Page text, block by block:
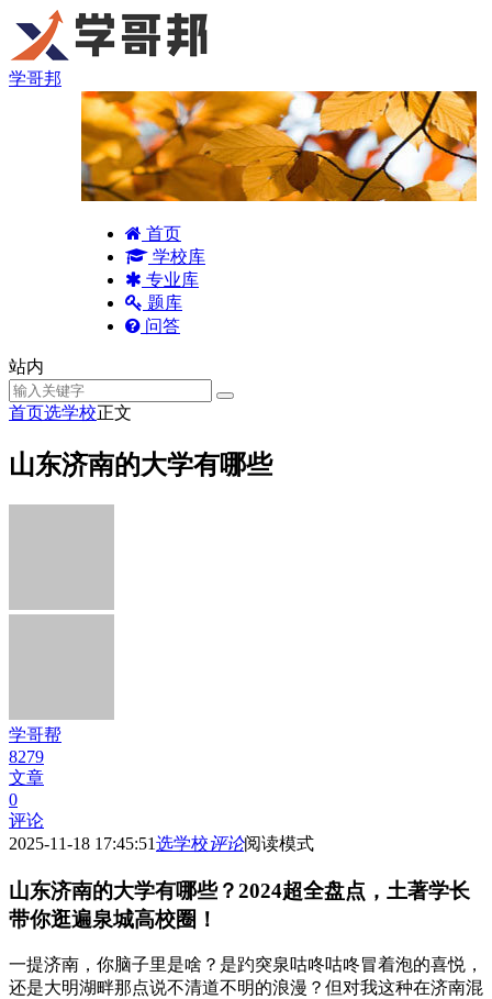
学哥邦
首页
学校库
专业库
题库
问答
站内
首页选学校正文
山东济南的大学有哪些
学哥帮
8279
文章
0
评论
2025-11-18 17:45:51选学校评论阅读模式
山东济南的大学有哪些？2024超全盘点，土著学长
带你逛遍泉城高校圈！
一提济南，你脑子里是啥？是趵突泉咕咚咕咚冒着泡的喜悦，
还是大明湖畔那点说不清道不明的浪漫？但对我这种在济南混